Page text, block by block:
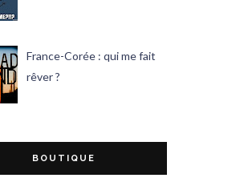
France-Corée : qui me fait
rêver ?
BOUTIQUE